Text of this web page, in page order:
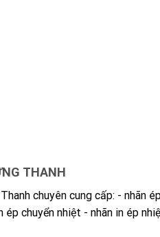
THANH
chuyên cung cấp: - nhãn
ép chuyển nhiệt - nhãn in ép